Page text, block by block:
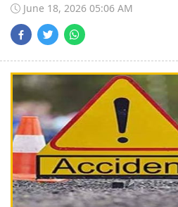
June 18, 2026 05:06 AM